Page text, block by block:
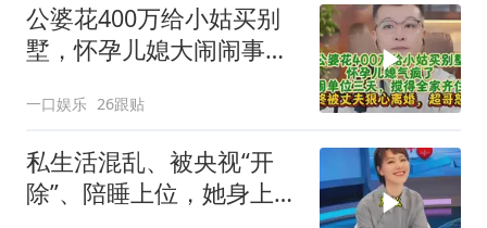
公婆花400万给小姑买别
墅，怀孕儿媳大闹闹事，
一口娱乐 26跟贴
私生活混乱、被央视“开
除”、陪睡上位，她身上哪